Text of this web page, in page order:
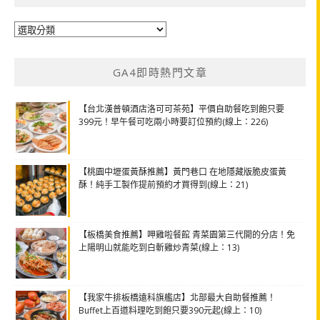
分
GA4即時熱門文章
【台北漢普頓酒店洛可可茶苑】平價自助餐吃到飽只要
399元！早午餐可吃兩小時要訂位預約(線上：226)
【桃園中壢蛋黃酥推薦】黃門巷口 在地隱藏版脆皮蛋黃
酥！純手工製作提前預約才買得到(線上：21)
【板橋美食推薦】呷雞啦餐館 青菜園第三代開的分店！免
上陽明山就能吃到白斬雞炒青菜(線上：13)
【我家牛排板橋遠科旗艦店】北部最大自助餐推薦！
Buffet上百道料理吃到飽只要390元起(線上：10)